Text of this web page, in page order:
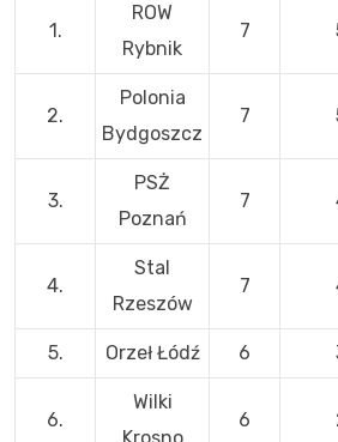
1.
ROW
Rybnik
7
2.
Polonia
Bydgoszcz
7
3.
PSŻ
Poznań
7
4.
Stal
Rzeszów
7
5. Orzeł Łódź 6
6.
Wilki
6